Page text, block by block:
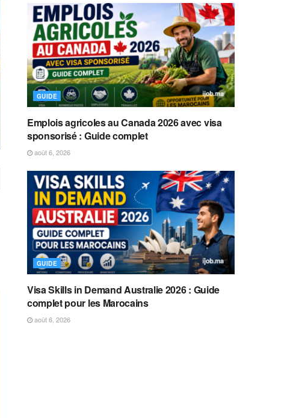
GUIDE
Emplois agricoles au Canada 2026 avec visa
sponsorisé : Guide complet
août 6, 2026
GUIDE
Visa Skills in Demand Australie 2026 : Guide
complet pour les Marocains
août 6, 2026